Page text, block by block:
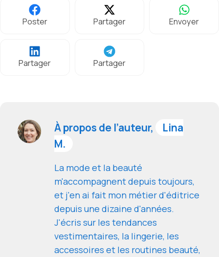
Poster Partager Envoyer
Partager Partager
À propos de l’auteur,
Lina
M.
La mode et la beauté
m'accompagnent depuis toujours,
et j'en ai fait mon métier d'éditrice
depuis une dizaine d'années.
J'écris sur les tendances
vestimentaires, la lingerie, les
accessoires et les routines beauté,